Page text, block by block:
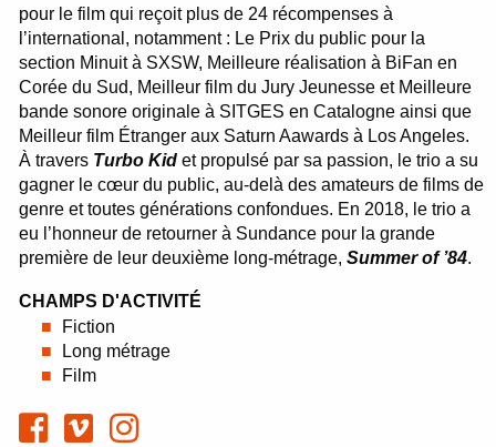
pour le film qui reçoit plus de 24 récompenses à
l’international, notamment : Le Prix du public pour la
section Minuit à SXSW, Meilleure réalisation à BiFan en
Corée du Sud, Meilleur film du Jury Jeunesse et Meilleure
bande sonore originale à SITGES en Catalogne ainsi que
Meilleur film Étranger aux Saturn Aawards à Los Angeles.
À travers Turbo Kid et propulsé par sa passion, le trio a su
gagner le cœur du public, au-delà des amateurs de films de
genre et toutes générations confondues. En 2018, le trio a
eu l’honneur de retourner à Sundance pour la grande
première de leur deuxième long-métrage,Summer of ’84.
CHAMPS D'ACTIVITÉ
Fiction
Long métrage
Film